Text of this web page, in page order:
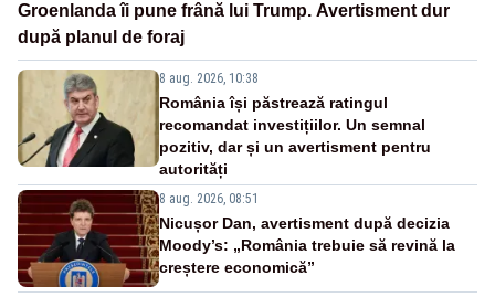
Groenlanda îi pune frână lui Trump. Avertisment dur
după planul de foraj
8 aug. 2026, 10:38
România își păstrează ratingul
recomandat investițiilor. Un semnal
pozitiv, dar și un avertisment pentru
autorități
8 aug. 2026, 08:51
Nicușor Dan, avertisment după decizia
Moody’s: „România trebuie să revină la
creștere economică”